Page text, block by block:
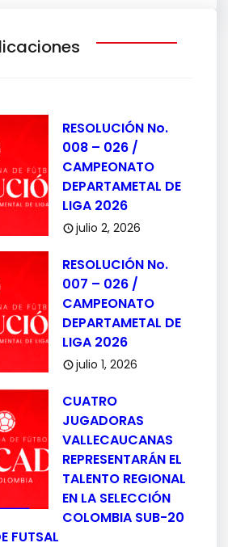
RESOLUCIÓN No.
008 – 026 /
CAMPEONATO
DEPARTAMETAL DE
LIGA 2026
julio 2, 2026
RESOLUCIÓN No.
007 – 026 /
CAMPEONATO
DEPARTAMETAL DE
LIGA 2026
julio 1, 2026
CUATRO
JUGADORAS
VALLECAUCANAS
REPRESENTARÁN EL
TALENTO REGIONAL
EN LA SELECCIÓN
COLOMBIA SUB-20
FUTSAL